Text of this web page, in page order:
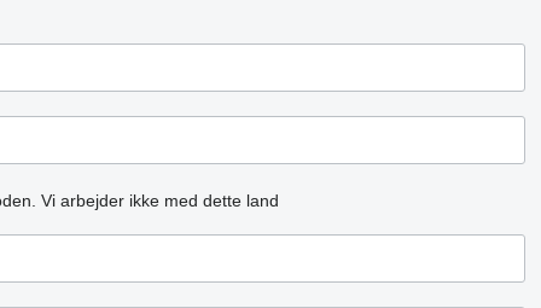
Vi arbejder ikke med dette land